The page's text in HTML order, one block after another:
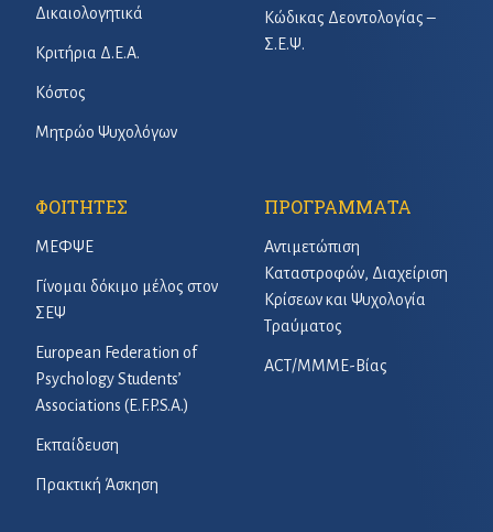
Κώδικας Δεοντολογίας –
Σ.Ε.Ψ.
Δικαιολογητικά
Κριτήρια Δ.Ε.Α.
Κόστος
Μητρώο Ψυχολόγων
ΦΟΙΤΗΤΕΣ
ΜΕΦΨΕ
Γίνομαι δόκιμο μέλος στον
ΣΕΨ
European Federation of
Psychology Students’
Associations (E.F.P.S.A.)
Εκπαίδευση
Πρακτική Άσκηση
ΠΡΟΓΡΑΜΜΑΤΑ
Αντιμετώπιση
Καταστροφών, Διαχείριση
Κρίσεων και Ψυχολογία
Τραύματος
ACT/ΜΜΜΕ-Βίας